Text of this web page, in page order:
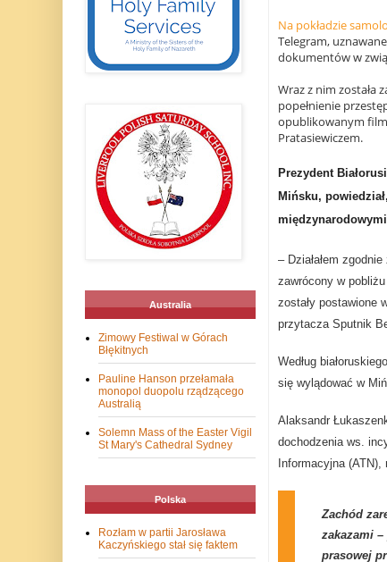
Na pokładzie
Telegram,
dokumentów w
Wraz z nim została
popełnienie
opublikowanym
Pratasiewiczem.
Prezydent
Mińsku,
– Działałem
zawrócony w
zostały postawione
przytacza Sputnik
Według
się wylądować w
Alaksandr
dochodzenia ws.
Informacyjna (ATN),
Zachód
zakazami
prasowej
Australia
Zimowy Festiwal w Górach
Błękitnych
Pauline Hanson przełamała
monopol duopolu rządzącego
Australią
Solemn Mass of the Easter Vigil
St Mary's Cathedral Sydney
Polska
Rozłam w partii Jarosława
Kaczyńskiego stał się faktem